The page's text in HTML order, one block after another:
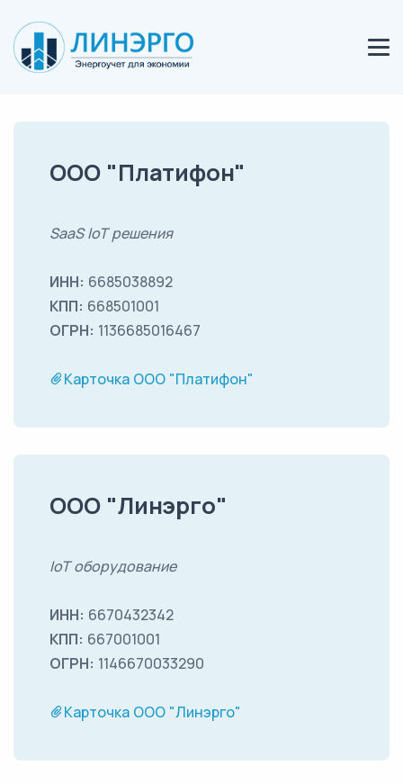
ООО "Платифон"
SaaS IoT решения
ИНН: 6685038892
КПП: 668501001
ОГРН: 1136685016467
Карточка ООО "Платифон"
ООО "Линэрго"
IoT оборудование
ИНН: 6670432342
КПП: 667001001
ОГРН: 1146670033290
Карточка ООО "Линэрго"